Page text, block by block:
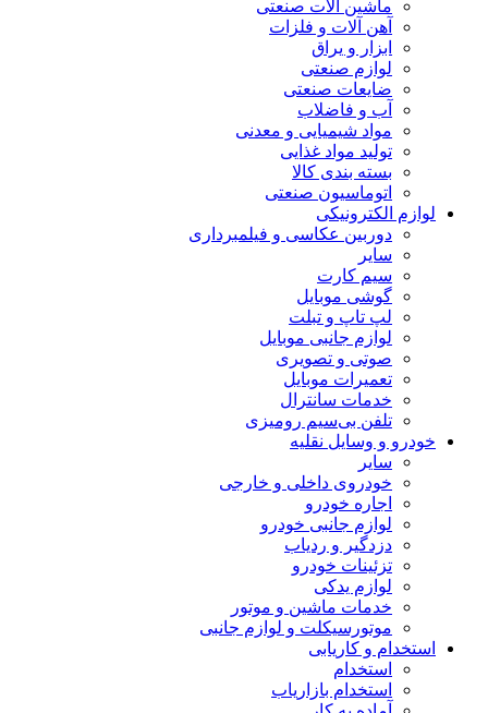
ماشین آلات صنعتی
آهن آلات و فلزات
ابزار و یراق
لوازم صنعتی
ضایعات صنعتی
آب و فاضلاب
مواد شیمیایی و معدنی
تولید مواد غذایی
بسته بندی کالا
اتوماسیون صنعتی
لوازم الکترونیکی
دوربین عکاسی و فیلمبرداری
سایر
سیم کارت
گوشی موبایل
لپ تاپ و تبلت
لوازم جانبی موبایل
صوتی و تصویری
تعمیرات موبایل
خدمات سانترال
تلفن بی‌سیم رومیزی
خودرو و وسایل نقلیه
سایر
خودروی داخلی و خارجی
اجاره خودرو
لوازم جانبی خودرو
دزدگیر و ردیاب
تزئینات خودرو
لوازم یدکی
خدمات ماشین و موتور
موتورسیکلت و لوازم جانبی
استخدام و کاریابی
استخدام
استخدام بازاریاب